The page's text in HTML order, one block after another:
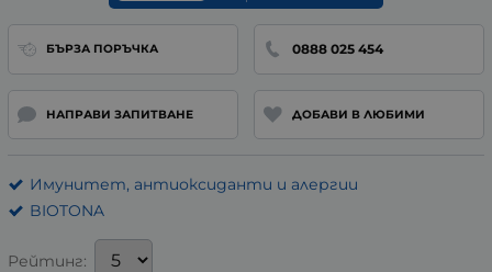
БЪРЗА ПОРЪЧКА 0888 025 454
НАПРАВИ ЗАПИТВАНЕ ДОБАВИ В ЛЮБИМИ
Имунитет, антиоксиданти и алергии
BIOTONA
Рейтинг: